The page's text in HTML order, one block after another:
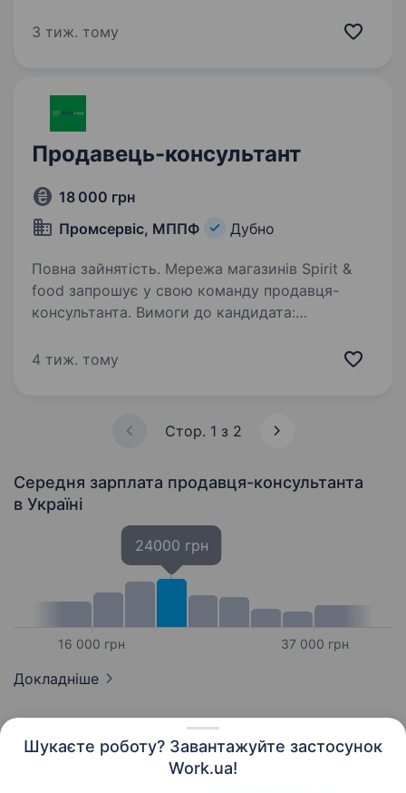
Шукаєте роботу? Завантажуйте застосунок
Work.ua!
та ввічливе обслуговування гостей; активна
3 тиж. тому
Продавець-консультант
18 000 грн
Промсервіс, МППФ
Дубно
Повна зайнятість. Мережа магазинів Spirit &
food запрошує у свою команду продавця-
консультанта. Вимоги до кандидата:
на результат. дисциплінованість,
4 тиж. тому
Стор. 1 з 2
Середня зарплата продавця-консультанта
в Україні
16 000 грн
24000 грн
37 000 грн
Докладніше